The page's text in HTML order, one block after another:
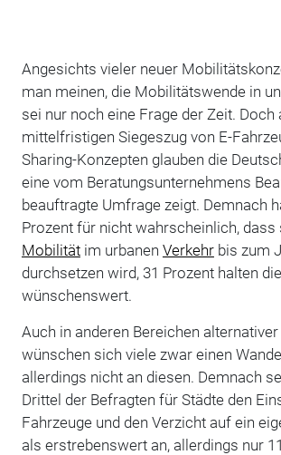
Angesichts vieler neuer
man meinen, die Mobilitätswende in
sei nur noch eine Frage der Zeit. Doch
mittelfristigen Siegeszug von E-
Sharing-Konzepten glauben die
eine vom Beratungsunternehmens
beauftragte Umfrage zeigt. Demnach
Prozent für nicht wahrscheinlich, dass
Mobilitätim urbanen Verkehrbis zum
durchsetzen wird, 31 Prozent halten
wünschenswert.
Auch in anderen Bereichen
wünschen sich viele zwar einen
allerdings nicht an diesen. Demnach
Drittel der Befragten für Städte den
Fahrzeuge und den Verzicht auf ein
als erstrebenswert an, allerdings nur